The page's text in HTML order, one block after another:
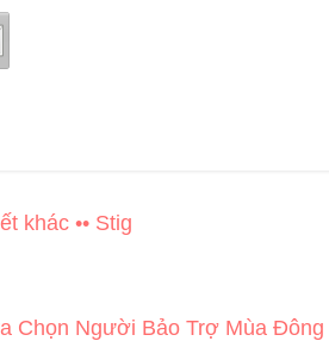
khác •• Stig
Chọn Người Bảo Trợ Mùa